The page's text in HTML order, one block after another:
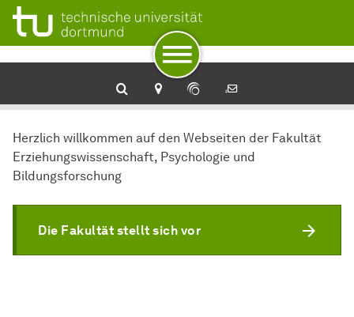
Zur Navigation
Zum Schnellzugriff
Zum Fuß der Seite mit weiteren Services
Zum Inhalt
Zur Startseite
Herzlich willkommen auf den Webseiten der Fakultät
Erziehungswissenschaft, Psychologie und
Bildungsforschung
Die Fakultät stellt sich vor